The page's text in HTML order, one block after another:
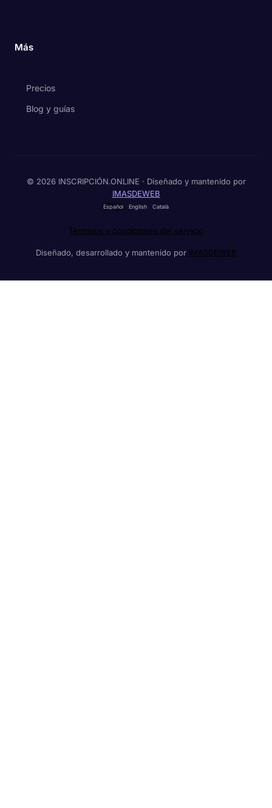
Más
Precios
Blog y guías
© 2026 INSCRIPCIÓN.ONLINE · Diseñado y mantenido por
IMASDEWEB
Español English Català
Términos y condiciones del servicio
Diseñado, desarrollado y mantenido por IMASDEWEB